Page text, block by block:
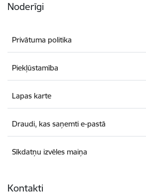
Noderīgi
Privātuma politika
Piekļūstamība
Lapas karte
Draudi, kas saņemti e-pastā
Sīkdatņu izvēles maiņa
Kontakti